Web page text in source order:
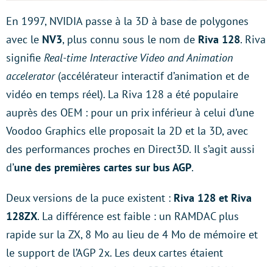
En 1997, NVIDIA passe à la 3D à base de polygones
avec le NV3, plus connu sous le nom de Riva 128. Riva
signifie Real-time Interactive Video and Animation
accelerator(accélérateur interactif d’animation et de
vidéo en temps réel). La Riva 128 a été populaire
auprès des OEM : pour un prix inférieur à celui d’une
Voodoo Graphics elle proposait la 2D et la 3D, avec
des performances proches en Direct3D. Il s’agit aussi
d’une des premières cartes sur bus AGP.
Deux versions de la puce existent : Riva 128 et Riva
128ZX. La différence est faible : un RAMDAC plus
rapide sur la ZX, 8 Mo au lieu de 4 Mo de mémoire et
le support de l’AGP 2x. Les deux cartes étaient